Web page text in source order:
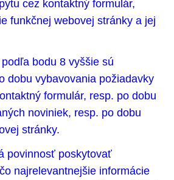
cez kontaktný formulár,
funkčnej webovej stránky a jej
bodu 8 vyššie sú
dobu vybavovania požiadavky
formulár, resp. po dobu
noviniek, resp. po dobu
stránky.
povinnosť poskytovať
najrelevantnejšie informácie